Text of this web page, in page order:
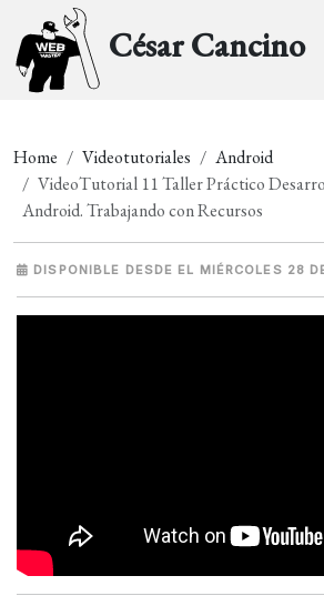
César Cancino
Home Videotutoriales
Android
VideoTutorial 11 Taller Práctico
Android. Trabajando con Recursos
DISPONIBLE DESDE EL MIÉRCOLES 28